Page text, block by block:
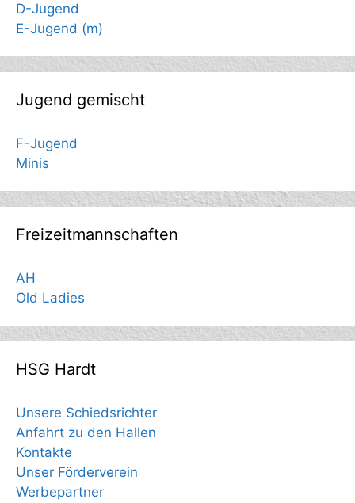
D-Jugend
E-Jugend (m)
Jugend gemischt
F-Jugend
Minis
Freizeitmannschaften
AH
Old Ladies
HSG Hardt
Unsere Schiedsrichter
Anfahrt zu den Hallen
Kontakte
Unser Förderverein
Werbepartner